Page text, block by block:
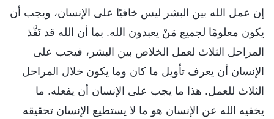
إن عمل الله بين البشر ليس خافيًا على الإنسان، ويجب أن
يكون معلومًا لجميع مَنْ يعبدون الله. بما أن الله قد نَفَّذ
المراحل الثلاث لعمل الخلاص بين البشر، فيجب على
الإنسان أن يعرف تأويل ما كان وما يكون خلال المراحل
الثلاث للعمل. هذا ما يجب على الإنسان أن يفعله. ما
يخفيه الله عن الإنسان هو ما لا يستطيع الإنسان تحقيقه